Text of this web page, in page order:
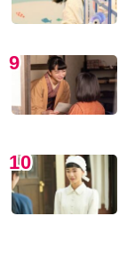
9
10